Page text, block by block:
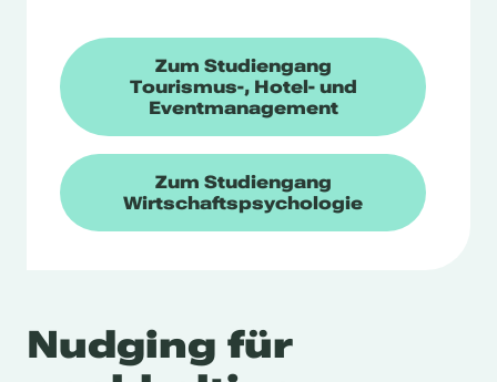
Zum Studiengang
Tourismus-, Hotel- und
Eventmanagement
Zum Studiengang
Wirtschaftspsychologie
Nudging für